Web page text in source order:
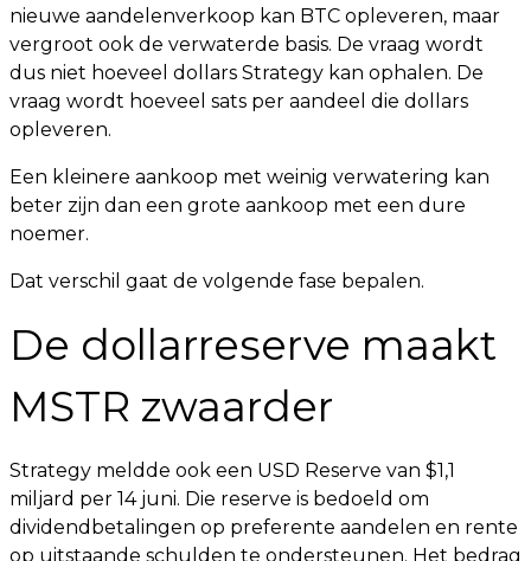
nieuwe aandelenverkoop kan BTC opleveren, maar
vergroot ook de verwaterde basis. De vraag wordt
dus niet hoeveel dollars Strategy kan ophalen. De
vraag wordt hoeveel sats per aandeel die dollars
opleveren.
Een kleinere aankoop met weinig verwatering kan
beter zijn dan een grote aankoop met een dure
noemer.
Dat verschil gaat de volgende fase bepalen.
De dollarreserve maakt
MSTR zwaarder
Strategy meldde ook een USD Reserve van $1,1
miljard per 14 juni. Die reserve is bedoeld om
dividendbetalingen op preferente aandelen en rente
op uitstaande schulden te ondersteunen. Het bedrag